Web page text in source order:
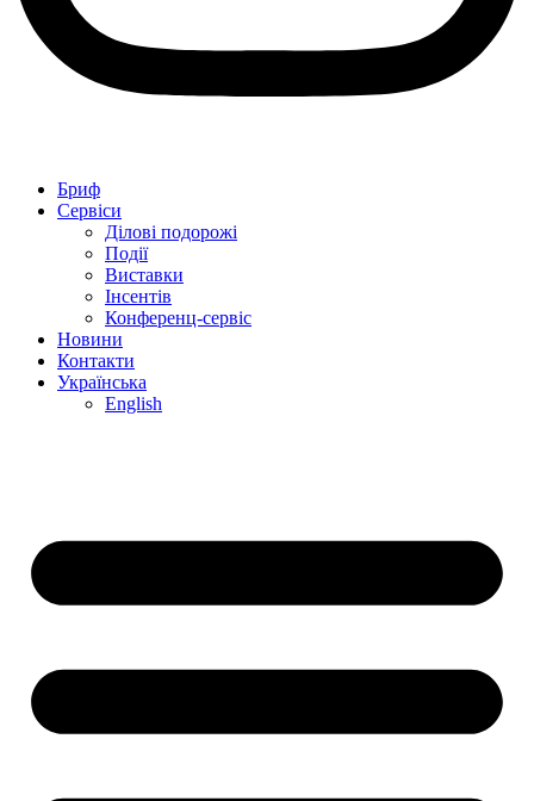
Бриф
Сервіси
Ділові подорожі
Події
Виставки
Інсентів
Конференц-сервіс
Новини
Контакти
Українська
English